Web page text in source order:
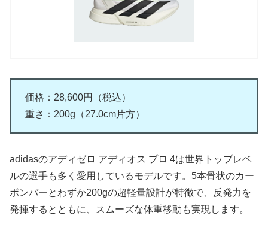
価格：28,600円（税込）
重さ：200g（27.0cm片方）
adidasのアディゼロ アディオス プロ 4は世界トップレベ
ルの選手も多く愛用しているモデルです。5本骨状のカー
ボンバーとわずか200gの超軽量設計が特徴で、反発力を
発揮するとともに、スムーズな体重移動も実現します。